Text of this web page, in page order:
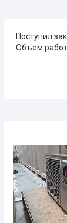
Поступил
Объем